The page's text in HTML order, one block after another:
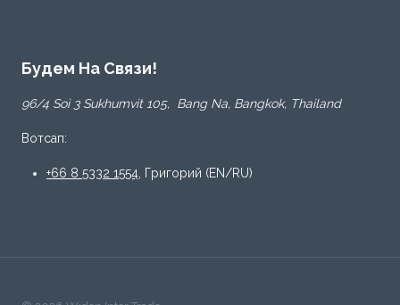
Будем На Связи!
96/4 Soi 3 Sukhumvit 105, Bang Na, Bangkok, Thailand
Вотсап:
+66 8 5332 1554 , Григорий (EN/RU)